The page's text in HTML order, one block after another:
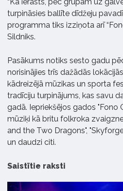
turpināsies ballīte dīdžeju
programma tiks izziņota arī
Sildniks.
Pasākums notiks sesto gadu
norisinājies trīs dažādās
kādreizējā mūzikas un sporta
tradīciju turpinājums, kas savu
gadā. Iepriekšējos gados "Fono
mūziķi kā britu folkroka
and the Two Dragons",
un daudzi citi.
Saistītie raksti